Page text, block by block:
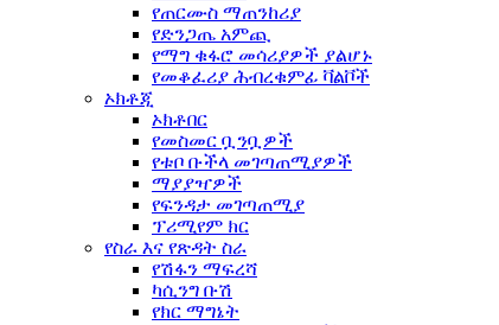
የጠርሙስ ማጠንከሪያ
የድንጋጤ አምጪ
የማግ ቁፋሮ መሳሪያዎች ያልሆኑ
የመቆፈሪያ ሕብረቁምፊ ቫልቮች
ኦክቶጂ
ኦክቶበር
የመስመር ቧንቧዎች
የቱቦ ቡችላ መገጣጠሚያዎች
ማያያዣዎች
የፍንዳታ መገጣጠሚያ
ፕሪሚየም ክር
የስራ እና የጽዳት ስራ
የሽፋን ማፍረሻ
ካሲንግ ቡሽ
የክር ማግኔት